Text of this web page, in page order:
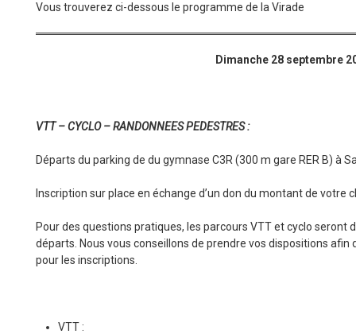
Vous trouverez ci-dessous le programme de la Virade
Dimanche 28 septembre
VTT – CYCLO – RANDONNEES PEDESTRES :
Départs du parking de du gymnase C3R (300 m gare RER B) à
Inscription sur place en échange d’un don du montant de votre
Pour des questions pratiques, les parcours VTT et cyclo seront
départs. Nous vous conseillons de prendre vos dispositions afin
pour les inscriptions.
VTT :